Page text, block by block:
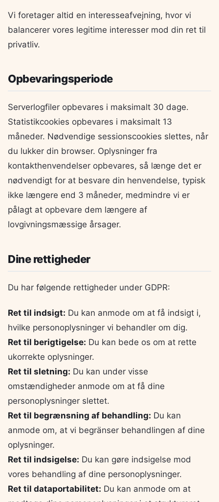
Vi foretager altid en interesseafvejning, hvor vi
balancerer vores legitime interesser mod din ret til
privatliv.
Opbevaringsperiode
Serverlogfiler opbevares i maksimalt 30 dage.
Statistikcookies opbevares i maksimalt 13
måneder. Nødvendige sessionscookies slettes, når
du lukker din browser. Oplysninger fra
kontakthenvendelser opbevares, så længe det er
nødvendigt for at besvare din henvendelse, typisk
ikke længere end 3 måneder, medmindre vi er
pålagt at opbevare dem længere af
lovgivningsmæssige årsager.
Dine rettigheder
Du har følgende rettigheder under GDPR:
Ret til indsigt: Du kan anmode om at få indsigt i,
hvilke personoplysninger vi behandler om dig.
Ret til berigtigelse: Du kan bede os om at rette
ukorrekte oplysninger.
Ret til sletning: Du kan under visse
omstændigheder anmode om at få dine
personoplysninger slettet.
Ret til begrænsning af behandling: Du kan
anmode om, at vi begränser behandlingen af dine
oplysninger.
Ret til indsigelse: Du kan gøre indsigelse mod
vores behandling af dine personoplysninger.
Ret til dataportabilitet: Du kan anmode om at